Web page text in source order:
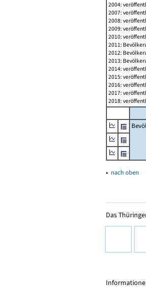
2004:
2007:
2008:
2009:
2010:
2011:
2012:
2013:
2014:
2015:
2016:
2017:
2018:
▴ nach oben
Das